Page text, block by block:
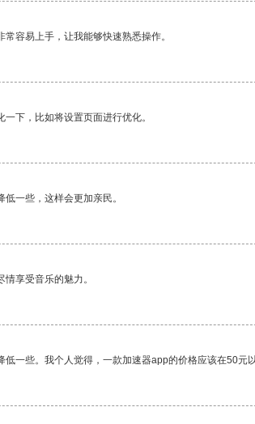
容易上手，让我能够快速熟悉操作。
下，比如将设置页面进行优化。
一些，这样会更加亲民。
享受音乐的魅力。
一些。我个人觉得，一款加速器app的价格应该在50元